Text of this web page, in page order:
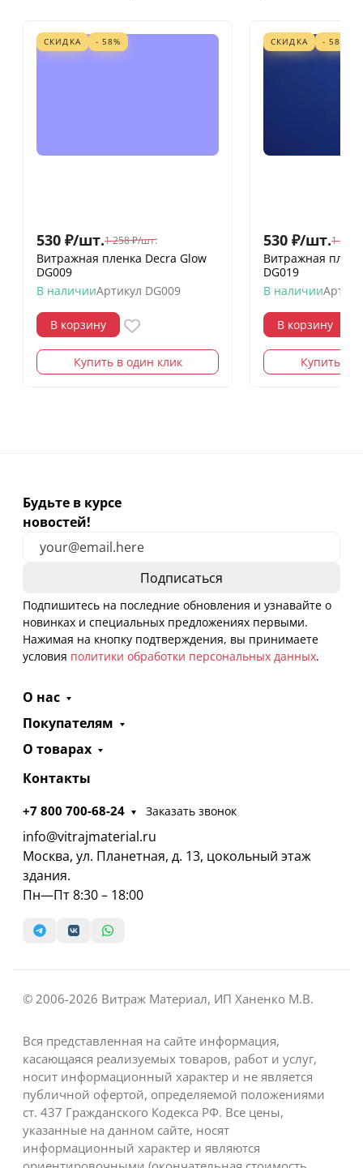
СКИДКА - 58%
530 ₽/шт.1 258 ₽/шт.
Витражная пленка Decra Glow
DG009
В наличииАртикул DG009
В корзину
Купить в один клик
СКИДКА - 58%
530 ₽/шт.1 258
Витражная
DG019
В наличии
В корзину
Купить в
Будьте в курсе
новостей!
Подпишитесь на последние обновления и узнавайте о
новинках и специальных предложениях первыми.
Нажимая на кнопку подтверждения, вы принимаете
условия политики обработки персональных данных.
О нас
Покупателям
О товарах
Контакты
+7 800 700-68-24 Заказать звонок
info@vitrajmaterial.ru
Москва, ул. Планетная, д. 13, цокольный этаж
здания.
Пн—Пт 8:30 – 18:00
© 2006-2026 Витраж Материал, ИП Ханенко М.В.
Вся представленная на сайте информация,
касающаяся реализуемых товаров, работ и услуг,
носит информационный характер и не является
публичной офертой, определяемой положениями
ст. 437 Гражданского Кодекса РФ. Все цены,
указанные на данном сайте, носят
информационный характер и являются